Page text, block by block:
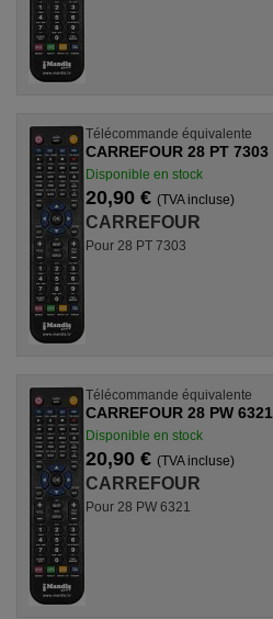
Télécommande équivalente
CARREFOUR 28 PT 7303
Disponible en stock
20,90 € (TVA incluse)
CARREFOUR
Pour 28 PT 7303
Télécommande équivalente
CARREFOUR 28 PW 6321
Disponible en stock
20,90 € (TVA incluse)
CARREFOUR
Pour 28 PW 6321